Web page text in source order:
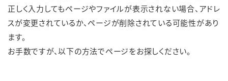
正しく入力してもページやファイルが表示されない場合、アドレ
スが変更されているか、ページが削除されている可能性があり
ます。
お手数ですが、以下の方法でページをお探しください。